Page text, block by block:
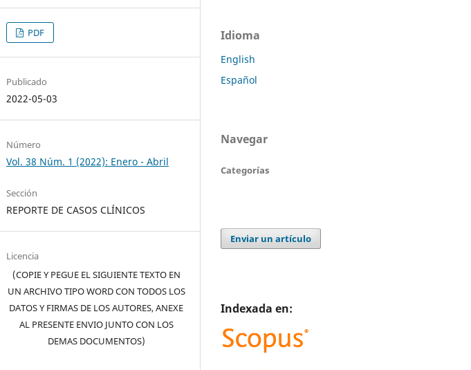
PDF
Publicado
2022-05-03
Número
Vol. 38 Núm. 1 (2022): Enero - Abril
Sección
REPORTE DE CASOS CLÍNICOS
Licencia
(COPIE Y PEGUE EL SIGUIENTE TEXTO EN
UN ARCHIVO TIPO WORD CON TODOS LOS
DATOS Y FIRMAS DE LOS AUTORES, ANEXE
AL PRESENTE ENVIO JUNTO CON LOS
DEMAS DOCUMENTOS)
Idioma
English
Español
Navegar
Categorías
Enviar un artículo
Indexada en: